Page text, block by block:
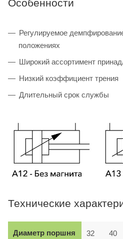
Особенности
Регулируемое
положениях
Широкий ассортимент
Низкий коэффициент трения
Длительный срок службы
Технические
Диаметр поршня
32
40